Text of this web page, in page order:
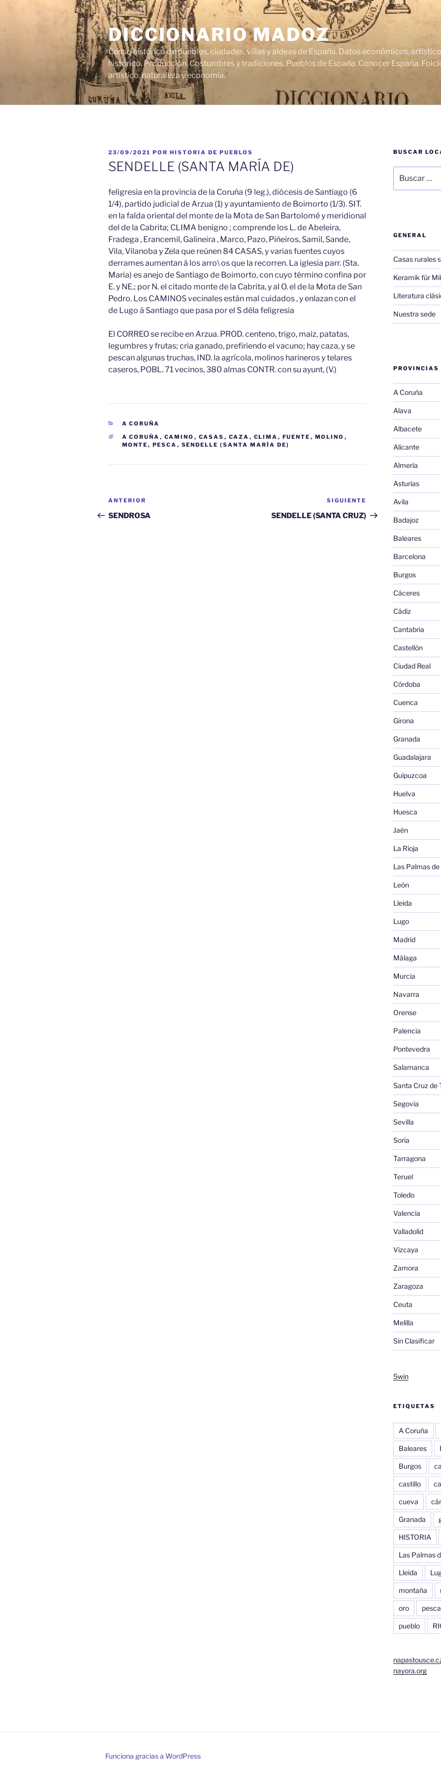
DICCIONARIO MADOZ
Censo histórico de pueblos, ciudades, villas y aldeas de España. Datos económicos,
histórico. Producción. Costumbres y tradiciones. Pueblos de España. Conocer España.
artístico, naturaleza y economía.
PUBLICADO
EL
23/09/2021 POR HISTORIA DE PUEBLOS
SENDELLE (SANTA MARÍA DE)
feligresia en la provincia de la Coruña (9 leg.), diócesis de Santiago (6
1/4), partido judicial de Arzua (1) y ayuntamiento de Boimorto (1/3). SIT.
en la falda oriental del monte de la Mota de San Bartolomé y meridional
del de la Cabrita; CLIMA benigno ; comprende los L. de Abeleira,
Fradega , Erancemil, Galineira , Marco, Pazo, Piñeiros, Samil, Sande,
Vila, Vilanoba y Zela que reúnen 84 CASAS, y varias fuentes cuyos
derrames aumentan á los arro\ os que la recorren. La iglesia parr. (Sta.
Maria) es anejo de Santiago de Boimorto, con cuyo término confina por
E. y NE.; por N. el citado monte de la Cabrita, y al O. el de la Mota de San
Pedro. Los CAMINOS vecinales están mal cuidados , y enlazan con el
de Lugo á Santiago que pasa por el S déla feligresia
El CORREO se recibe en Arzua. PROD. centeno, trigo, maiz, patatas,
legumbres y frutas; cria ganado, prefiriendo el vacuno; hay caza, y se
pescan algunas truchas, IND. la agrícola, molinos harineros y telares
caseros, POBL. 71 vecinos, 380 almas CONTR. con su ayunt, (V.)
CATEGORÍAS
A CORUÑA
ETIQUETAS
A CORUÑA , CAMINO , CASAS , CAZA , CLIMA , FUENTE , MOLINO ,
MONTE , PESCA , SENDELLE (SANTA MARÍA DE)
Navegación
de
Entrada
anterior:
ANTERIOR
SENDROSA
Siguiente
entrada
SIGUIENTE
SENDELLE (SANTA CRUZ)
BUSCAR
por:
GENERAL
Casas rurales
Keramik für
Literatura
Nuestra sede
PROVINCIAS
A Coruña
Alava
Albacete
Alicante
Almería
Asturias
Avila
Badajoz
Baleares
Barcelona
Burgos
Cáceres
Cádiz
Cantabria
Castellón
Ciudad Real
Córdoba
Cuenca
Girona
Granada
Guadalajara
Guipuzcoa
Huelva
Huesca
Jaén
La Rioja
Las Palmas
León
Lleida
Lugo
Madrid
Málaga
Murcia
Navarra
Orense
Palencia
Pontevedra
Salamanca
Santa Cruz de
Segovia
Sevilla
Soria
Tarragona
Teruel
Toledo
Valencia
Valladolid
Vizcaya
Zamora
Zaragoza
Ceuta
Melilla
Sin Clasificar
5win
ETIQUETAS
A Coruña
Baleares
Burgos
castillo
cueva
Granada
HISTORIA
Las Palmas
Lleida
montaña
oro pesca
pueblo
nayora.org
Funciona gracias a WordPress